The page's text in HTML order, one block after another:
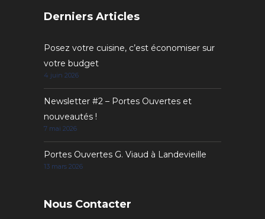
Derniers Articles
Posez votre cuisine, c’est économiser sur
votre budget
4 juin 2026
Newsletter #2 – Portes Ouvertes et
nouveautés !
7 mai 2026
Portes Ouvertes G. Viaud à Landevieille
13 mars 2026
Nous Contacter